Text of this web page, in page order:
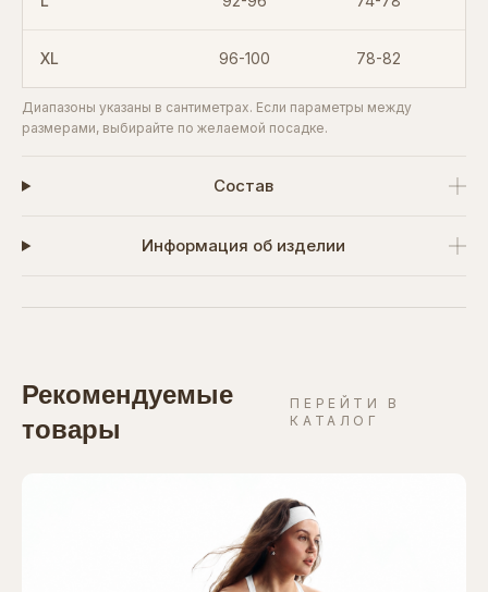
XL 96-100 78-82
Диапазоны указаны в сантиметрах. Если параметры между
размерами, выбирайте по желаемой посадке.
Состав
Информация об изделии
Рекомендуемые
товары
ПЕРЕЙТИ В
КАТАЛОГ